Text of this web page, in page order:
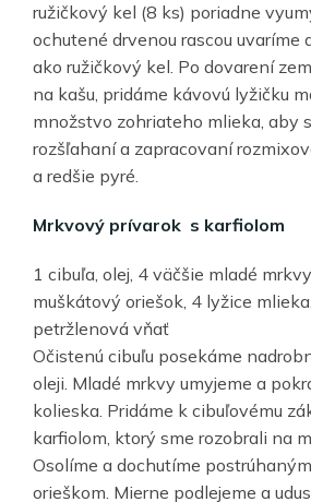
ružičkový kel (8 ks) poriadne
ochutené drvenou rascou uvaríme
ako ružičkový kel. Po dovarení
na kašu, pridáme kávovú lyžičku
množstvo zohriateho mlieka, aby
rozšľahaní a zapracovaní
a redšie pyré.
Mrkvový prívarok s karfiolom
1 cibuľa, olej, 4 väčšie mladé
muškátový oriešok, 4 lyžice
petržlenová vňať
Očistenú cibuľu posekáme
oleji. Mladé mrkvy umyjeme a
kolieska. Pridáme k cibuľovému
karfiolom, ktorý sme rozobrali na
Osolíme a dochutíme
orieškom. Mierne podlejeme a